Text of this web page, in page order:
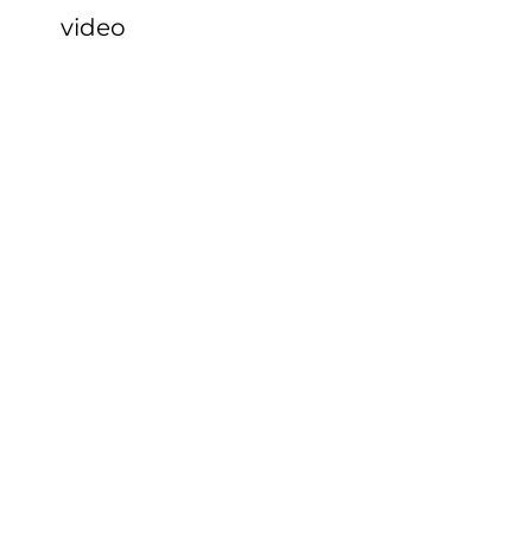
video